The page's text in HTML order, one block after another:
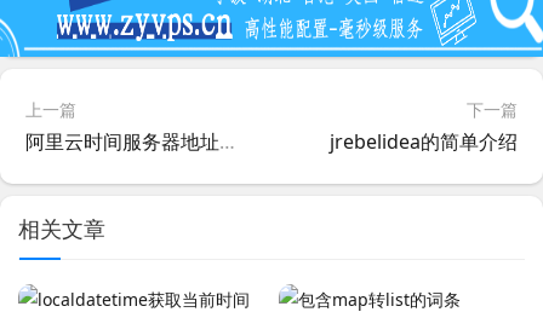
上一篇
阿里云时间服务器地址？阿里云时间服务器地址查询？
下一篇
jrebelidea的简单介绍
相关文章